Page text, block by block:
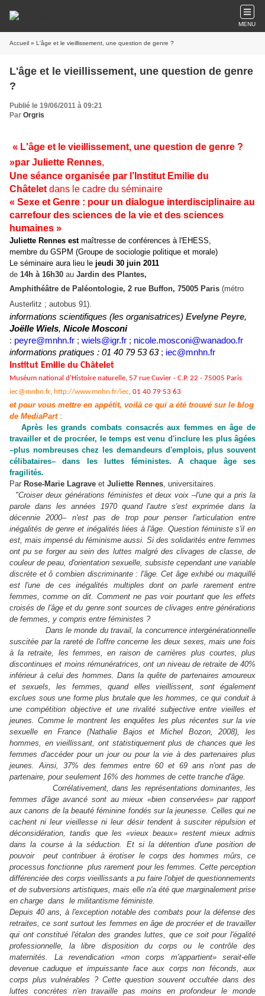
MENU
Accueil » L'âge et le vieillissement, une question de genre ?
L'âge et le vieillissement, une question de genre
?
Publié le 19/06/2011 à 09:21
Par Orgris
« L'âge et le vieillissement, une question de genre ?
»par Juliette Rennes,
Une séance organisée par l’Institut Emilie du
Châtelet dans le cadre du séminaire
« Sexe et Genre : pour un dialogue interdisciplinaire au
carrefour des sciences de la vie et des sciences
humaines »
Juliette Rennes estmaîtresse de conférences à l'EHESS,
membre du GSPM (Groupe de sociologie politique et morale)
Le séminaire aura lieu le jeudi 30 juin 2011
de 14h à 16h30 au Jardin des Plantes,
Amphithéâtre de Paléontologie, 2 rue Buffon, 75005 Paris (métro
Austerlitz ; autobus 91).
informations scientifiques (les organisatrices) Evelyne Peyre,
Joëlle Wiels, Nicole Mosconi
: peyre@mnhn.fr ; wiels@igr.fr ; nicole.mosconi@wanadoo.fr
informations pratiques : 01 40 79 53 63; iec@mnhn.fr
Institut Emilie du Châtelet
Muséum national d'Histoire naturelle, 57 rue Cuvier - C.P. 22 - 75005 Paris
iec@mnhn.fr, http://www.mnhn.fr/iec, 01 40 79 53 63
et pour vous mettre en appétit, voilà ce qui a été trouvé sur le blog
de MediaPart:
Après les grands combats consacrés aux femmes en âge de
travailler et de procréer, le temps est venu d'inclure les plus âgées
–plus nombreuses chez les demandeurs d'emplois, plus souvent
célibataires– dans les luttes féministes. A chaque âge ses
fragilités.
Par Rose-Marie Lagrave et Juliette Rennes, universitaires.
"Croiser deux générations féministes et deux voix –l'une qui a pris la
parole dans les années 1970 quand l'autre s'est exprimée dans la
décennie 2000– n'est pas de trop pour penser l'articulation entre
inégalités de genre et inégalités liées à l'âge. Question féministe s'il en
est, mais impensé du féminisme aussi. Si des solidarités entre femmes
ont pu se forger au sein des luttes malgré des clivages de classe, de
couleur de peau, d'orientation sexuelle, subsiste cependant une variable
discrète et ô combien discriminante : l'âge. Cet âge exhibé ou maquillé
est l'une de ces inégalités multiples dont on parle rarement entre
femmes, comme on dit. Comment ne pas voir pourtant que les effets
croisés de l'âge et du genre sont sources de clivages entre générations
de femmes, y compris entre féministes ?
Dans le monde du travail, la concurrence intergénérationnelle
suscitée par la rareté de l'offre concerne les deux sexes, mais une fois
à la retraite, les femmes, en raison de carrières plus courtes, plus
discontinues et moins rémunératrices, ont un niveau de retraite de 40%
inférieur à celui des hommes. Dans la quête de partenaires amoureux
et sexuels, les femmes, quand elles vieillissent, sont également
exclues sous une forme plus brutale que les hommes, ce qui conduit à
une compétition objective et une rivalité subjective entre vieilles et
jeunes. Comme le montrent les enquêtes les plus récentes sur la vie
sexuelle en France (Nathalie Bajos et Michel Bozon, 2008), les
hommes, en vieillissant, ont statistiquement plus de chances que les
femmes d'accéder pour un jour ou pour la vie à des partenaires plus
jeunes. Ainsi, 37% des femmes entre 60 et 69 ans n'ont pas de
partenaire, pour seulement 16% des hommes de cette tranche d'âge.
Corrélativement, dans les représentations dominantes, les
femmes d'âge avancé sont au mieux «bien conservées» par rapport
aux canons de la beauté féminine fondés sur la jeunesse. Celles qui ne
cachent ni leur vieillesse ni leur désir tendent à susciter répulsion et
déconsidération, tandis que les «vieux beaux» restent mieux admis
dans la course à la séduction. Et si la détention d'une position de
pouvoir peut contribuer à érotiser le corps des hommes mûrs, ce
processus fonctionne plus rarement pour les femmes. Cette perception
différenciée des corps vieillissants a pu faire l'objet de questionnements
et de subversions artistiques, mais elle n'a été que marginalement prise
en charge dans le militantisme féministe.
Depuis 40 ans, à l'exception notable des combats pour la défense des
retraites, ce sont surtout les femmes en âge de procréer et de travailler
qui ont constitué l'étalon des grandes luttes, que ce soit pour l'égalité
professionnelle, la libre disposition du corps ou le contrôle des
maternités. La revendication «mon corps m'appartient» serait-elle
devenue caduque et impuissante face aux corps non féconds, aux
corps plus vulnérables ? Cette question souvent occultée dans des
luttes concrètes n'en travaille pas moins en profondeur le monde